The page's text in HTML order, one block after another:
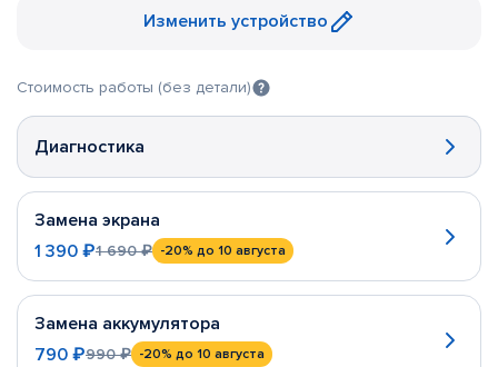
Изменить устройство
Стоимость работы (без детали)
Диагностика
Замена экрана
1 390 ₽1 690 ₽ -20% до 10 августа
Замена аккумулятора
790 ₽990 ₽ -20% до 10 августа